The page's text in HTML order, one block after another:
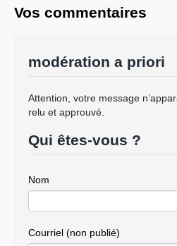
Vos commentaires
modération a priori
Attention, votre message
relu et approuvé.
Qui êtes-vous ?
Nom
Courriel (non publié)